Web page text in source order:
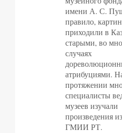
имени А. С.
правило,
приходили в
старыми, во
случаях
атрибуциями.
протяжении
специалисты
музеев изучали
произведения
ГМИИ РТ.